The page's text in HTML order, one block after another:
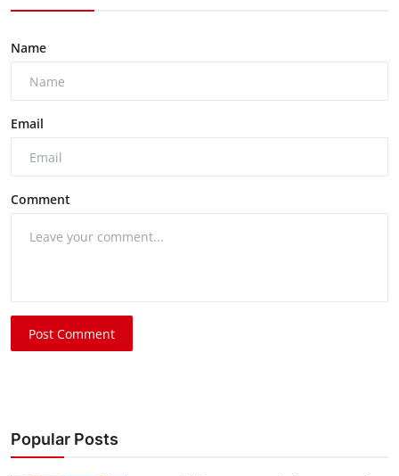
Name
Email
Comment
Post Comment
Popular Posts